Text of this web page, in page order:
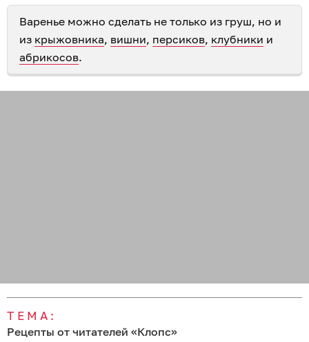
Варенье можно сделать не только из груш, но и
из крыжовника, вишни, персиков, клубники и
абрикосов.
ТЕМА:
Рецепты от читателей «Клопс»